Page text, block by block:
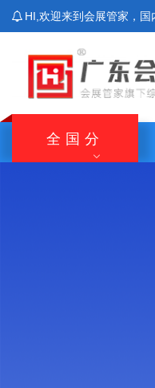
HI,欢迎来到会展管家，国
全国分